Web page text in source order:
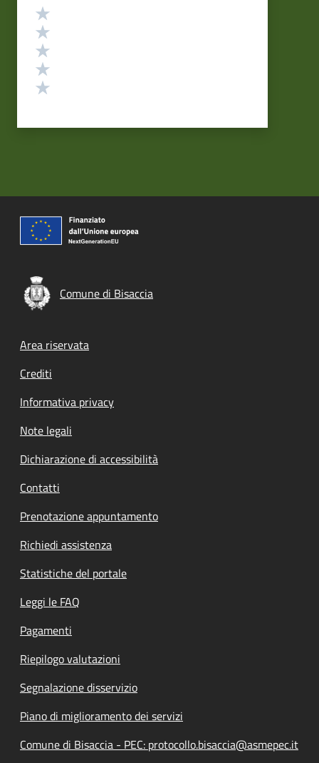
Valutazione
Comune di Bisaccia
Footer menu
Area riservata
Crediti
Informativa privacy
Note legali
Dichiarazione di accessibilità
Contatti
Prenotazione appuntamento
Richiedi assistenza
Statistiche del portale
Leggi le FAQ
Pagamenti
Riepilogo valutazioni
Segnalazione disservizio
Piano di miglioramento dei servizi
Comune di Bisaccia - PEC: protocollo.bisaccia@asmepec.it